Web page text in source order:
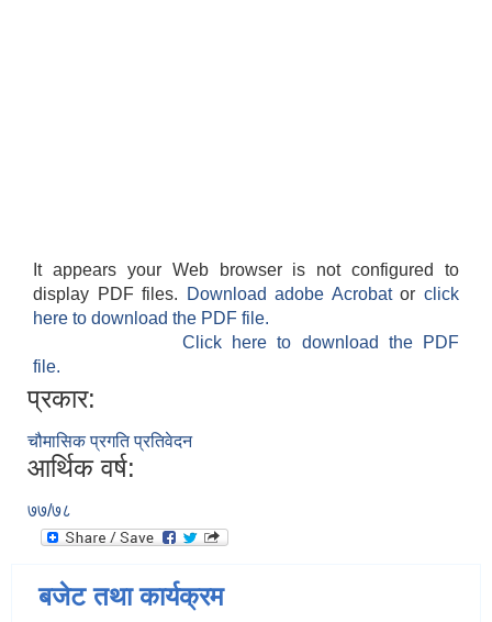
It appears your Web browser is not configured to
display PDF files.
Download adobe Acrobatorclick
here to download the PDF file.
Click here to download the PDF
file.
प्रकार:
चौमासिक प्रगति प्रतिवेदन
आर्थिक वर्ष:
७७/७८
बजेट तथा कार्यक्रम